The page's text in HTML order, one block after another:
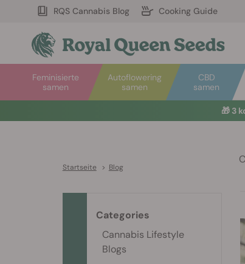
RQS Cannabis Blog Cooking Guide
Autoflowering
samen
Feminisierte
samen
CBD
samen
🎁 3
Startseite > Blog
Categories
Cannabis Lifestyle
Blogs